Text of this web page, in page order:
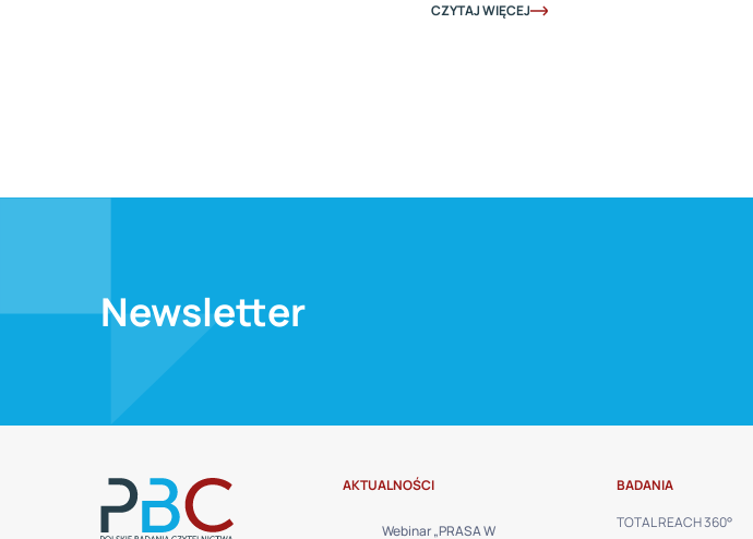
CZYTAJ WIĘCEJ
Newsletter
AKTUALNOŚCI
Webinar „PRASA W
BADANIA
TOTAL REACH 360°